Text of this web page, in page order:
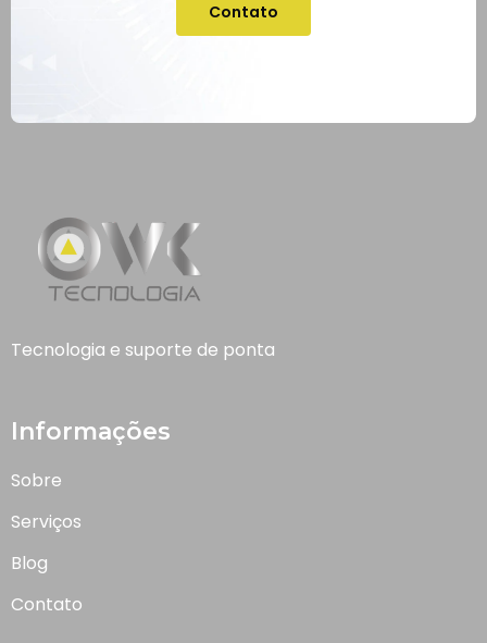
Contato
Tecnologia e suporte de ponta
Informações
Sobre
Serviços
Blog
Contato